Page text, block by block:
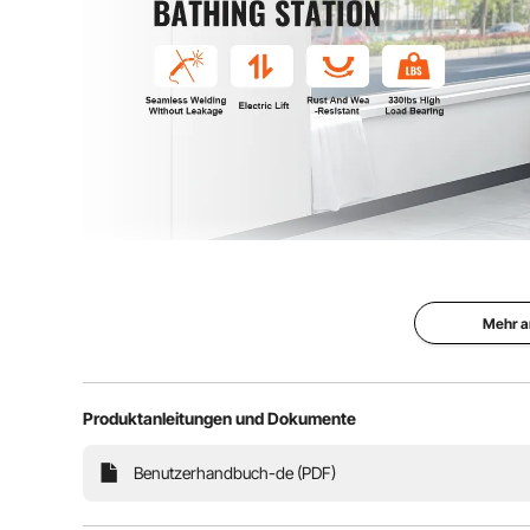
langlebige elektrische Höhenverstellung,
Mehr
Produktanleitungen und Dokumente
Benutzerhandbuch-de (PDF)